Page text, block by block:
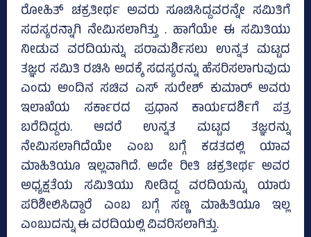
ರೋಹಿತ್‌ ಚಕ್ರತೀರ್ಥ ಅವರು ಸೂಚಿಸಿದ್ದವರನ್ನೇ ಸಮಿತಿಗೆ
ಸದಸ್ಯರನ್ನಾಗಿ ನೇಮಿಸಲಾಗಿತ್ತು . ಹಾಗೆಯೇ ಈ ಸಮಿತಿಯು
ನೀಡುವ ವರದಿಯನ್ನು ಪರಾಮರ್ಶಿಸಲು ಉನ್ನತ ಮಟ್ಟದ
ತಜ್ಞರ ಸಮಿತಿ ರಚಿಸಿ ಅದಕ್ಕೆ ಸದಸ್ಯರನ್ನು ಹೆಸರಿಸಲಾಗುವುದು
ಎಂದು ಅಂದಿನ ಸಚಿವ ಎಸ್‌ ಸುರೇಶ್‌ ಕುಮಾರ್‌ ಅವರು
ಇಲಾಖೆಯ ಸರ್ಕಾರದ ಪ್ರಧಾನ ಕಾರ್ಯದರ್ಶಿಗೆ ಪತ್ರ
ಬರೆದಿದ್ದರು. ಆದರೆ ಉನ್ನತ ಮಟ್ಟದ ತಜ್ಞರನ್ನು
ನೇಮಿಸಲಾಗಿದೆಯೇ ಎಂಬ ಬಗ್ಗೆ ಕಡತದಲ್ಲಿ ಯಾವ
ಮಾಹಿತಿಯೂ ಇಲ್ಲವಾಗಿದೆ. ಅದೇ ರೀತಿ ಚಕ್ರತೀರ್ಥ ಅವರ
ಅಧ್ಯಕ್ಷತೆಯ ಸಮಿತಿಯು ನೀಡಿದ್ದ ವರದಿಯನ್ನು ಯಾರು
ಪರಿಶೀಲಿಸಿದ್ದಾರೆ ಎಂಬ ಬಗ್ಗೆ ಸಣ್ಣ ಮಾಹಿತಿಯೂ ಇಲ್ಲ
ಎಂಬುದನ್ನು ಈ ವರದಿಯಲ್ಲಿ ವಿವರಿಸಲಾಗಿತ್ತು.